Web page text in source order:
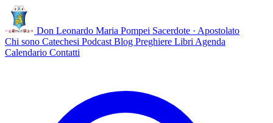
Don Leonardo Maria Pompei Sacerdote · Apostolato
Chi sono Catechesi Podcast Blog Preghiere Libri Agenda
Calendario Contatti